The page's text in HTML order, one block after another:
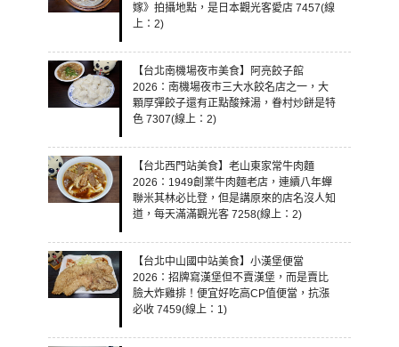
嫁》拍攝地點，是日本觀光客愛店 7457(線
上：2)
【台北南機場夜市美食】阿亮餃子館
2026：南機場夜市三大水餃名店之一，大
顆厚彈餃子還有正點酸辣湯，眷村炒餅是特
色 7307(線上：2)
【台北西門站美食】老山東家常牛肉麵
2026：1949創業牛肉麵老店，連續八年蟬
聯米其林必比登，但是講原來的店名沒人知
道，每天滿滿觀光客 7258(線上：2)
【台北中山國中站美食】小漢堡便當
2026：招牌寫漢堡但不賣漢堡，而是賣比
臉大炸雞排！便宜好吃高CP值便當，抗漲
必收 7459(線上：1)